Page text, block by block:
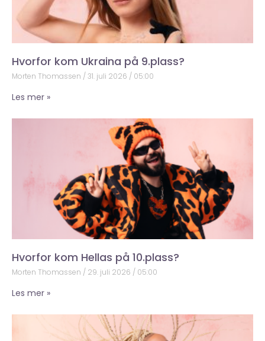
Hvorfor kom Ukraina på 9.plass?
Morten Thomassen 31. juli 2026 05:00
Les mer »
Hvorfor kom Hellas på 10.plass?
Morten Thomassen 29. juli 2026 05:00
Les mer »